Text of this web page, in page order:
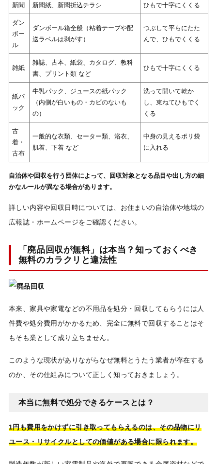
新聞 新聞紙、新聞折込チラシ ひもで十字にくくる
ダン
ボー
ル
ダンボール箱全般（粘着テープや配
送ラベルは剥がす）
つぶして平らにたた
んで、ひもでくくる
雑紙
雑誌、古本、紙袋、カタログ、教科
書、プリント類 など
ひもで十字にくくる
紙パ
ック
牛乳パック、ジュースの紙パック
（内側が白いもの・カビのないも
の）
洗って開いて乾か
し、束ねてひもでく
くる
古
着・
古布
一般的な衣類、セーター類、浴衣、
肌着、下着 など
中身の見えるポリ袋
に入れる
自治体や回収を行う団体によって、回収対象となる品目や出し方の細
かなルールが異なる場合があります。
詳しい内容や回収日時については、お住まいの自治体や地域の
広報誌・ホームページをご確認ください。
「廃品回収が無料」は本当？知っておくべき
無料のカラクリと違法性
本来、家具や家電などの不用品を処分・回収してもらうには人
件費や処分費用がかかるため、完全に無料で回収することはそ
もそも業として成り立ちません。
このような現状がありながらなぜ無料とうたう業者が存在する
のか、その仕組みについて正しく知っておきましょう。
本当に無料で処分できるケースとは？
1円も費用をかけずに引き取ってもらえるのは、その品物にリ
ユース・リサイクルとしての価値がある場合に限られます。